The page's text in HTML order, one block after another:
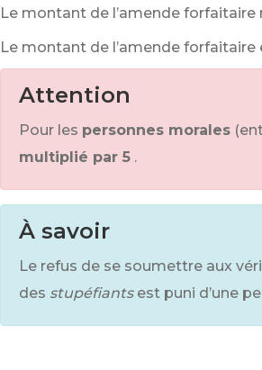
Le montant de l’amende
Le montant de l’amende forfaitaire
Attention
Pour les personnes morales
multiplié par 5 .
À savoir
Le refus de se soumettre aux
des stupéfiants est puni d’une